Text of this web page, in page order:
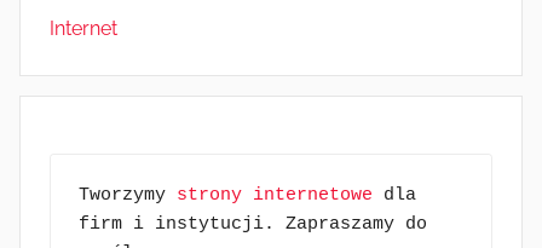
Internet
Tworzymy strony internetowe dla
firm i instytucji. Zapraszamy do